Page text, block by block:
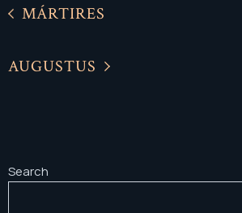
MÁRTIRES
AUGUSTUS
Search